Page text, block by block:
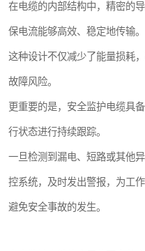
在电缆的内部结构中，精密的
保电流能够高效、稳定地传输。
这种设计不仅减少了能量损耗
故障风险。
更重要的是，安全监护电缆具
行状态进行持续跟踪。
一旦检测到漏电、短路或其他
控系统，及时发出警报，为工
避免安全事故的发生。